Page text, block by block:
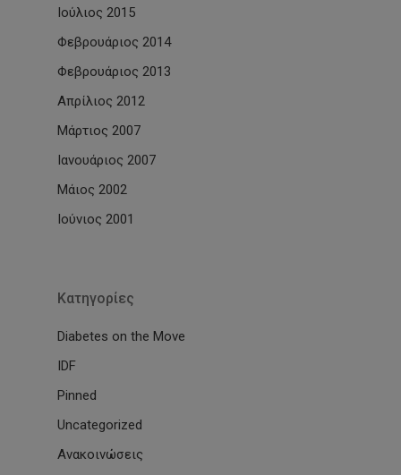
Ιούλιος 2015
Φεβρουάριος 2014
Φεβρουάριος 2013
Απρίλιος 2012
Μάρτιος 2007
Ιανουάριος 2007
Μάιος 2002
Ιούνιος 2001
Kατηγορίες
Diabetes on the Move
IDF
Pinned
Uncategorized
Ανακοινώσεις